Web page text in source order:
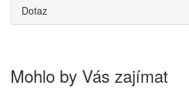
Dotaz
Mohlo by Vás zajímat